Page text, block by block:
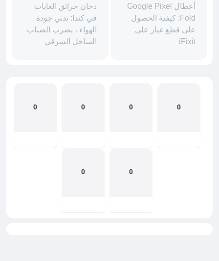
دخان حرائق الغابات
في كندا: تدني جودة
الهواء ، يضرب الضباب
الساحل الشرقي
أعطال Google Pixel
Fold: كيفية الحصول
على قطع غيار على
iFixit
0
0
0
0
0
0